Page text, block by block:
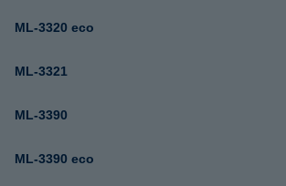
ML-3320 eco
ML-3321
ML-3390
ML-3390 eco